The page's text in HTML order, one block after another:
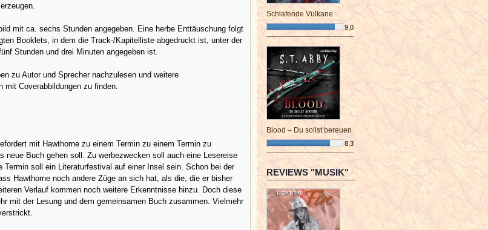
mit ca. sechs Stunden angegeben. Eine herbe Enttäuschung folgt
Booklets, in dem die Track-/Kapitelliste abgedruckt ist, unter der
Stunden und drei Minuten angegeben ist.
zu Autor und Sprecher nachzulesen und weitere
mit Coverabbildungen zu finden.
mit Hawthorne zu einem Termin zu einem Termin zu
neue Buch gehen soll. Zu werbezwecken soll auch eine Lesereise
Termin soll ein Literaturfestival auf einer Insel sein. Schon bei der
Hawthorne noch andere Züge an sich hat, als die, die er bisher
Verlauf kommen noch weitere Erkenntnisse hinzu. Doch diese
mit der Lesung und dem gemeinsamen Buch zusammen. Vielmehr
Schlafende Vulkane
9,0
¯¯¯¯¯¯¯¯¯¯¯¯¯¯¯¯¯¯¯¯¯¯¯¯
Blood – Du sollst bereuen
8,3
¯¯¯¯¯¯¯¯¯¯¯¯¯¯¯¯¯¯¯¯¯¯¯¯
REVIEWS "MUSIK"